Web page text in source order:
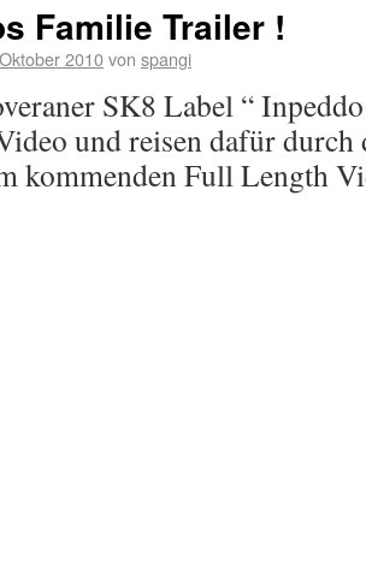
Familie Trailer !
2010von spangi
SK8 Label “
und reisen dafür
kommenden Full Length